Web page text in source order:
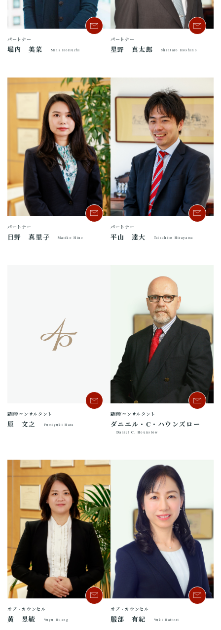
パートナー
堀内 美菜 Mina Horiuchi
パートナー
星野 真太郎 Shintaro Hoshino
パートナー
日野 真里子 Mariko Hino
パートナー
平山 達大 Tatsuhiro Hirayama
顧問/コンサルタント
原 文之 Fumiyuki Hara
顧問/コンサルタント
ダニエル・C・ハウンズロー
Daniel C. Hounslow
オブ・カウンセル
黄 昱毓 Yuyu Huang
オブ・カウンセル
服部 有紀 Yuki Hattori